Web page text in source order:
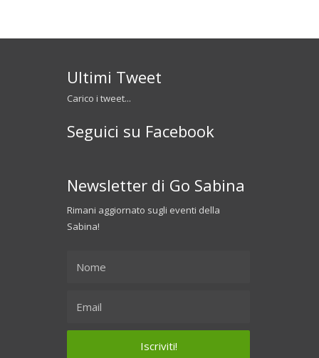
Ultimi Tweet
Carico i tweet...
Seguici su Facebook
Newsletter di Go Sabina
Rimani aggiornato sugli eventi della
Sabina!